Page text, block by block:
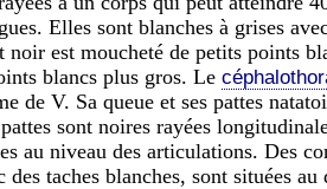
Elles sont blanches à grises
noir est moucheté de petits points
blancs plus gros. Le
de V. Sa queue et ses pattes
sont noires rayées
au niveau des articulations. Des
taches blanches, sont situées au